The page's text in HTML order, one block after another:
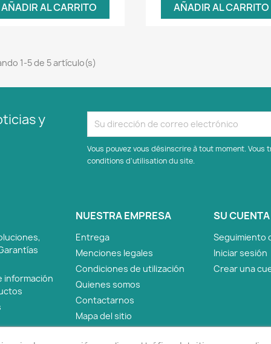
AÑADIR AL CARRITO AÑADIR AL CARRITO
1-5 de 5 artículo(s)
y
Vous pouvez vous désinscrire à tout moment.
conditions d'utilisation du site.
información
NUESTRA EMPRESA
Entrega
Menciones legales
Condiciones de utilización
Quienes somos
Contactarnos
Mapa del sitio
SU CUENTA
Seguimiento
Iniciar sesión
Crear una